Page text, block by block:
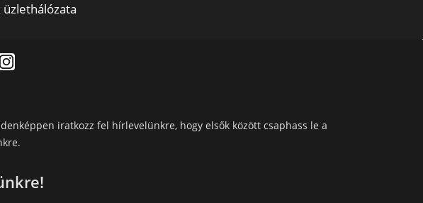
iratkozz fel hírlevelünkre, hogy elsők között csaphass le a